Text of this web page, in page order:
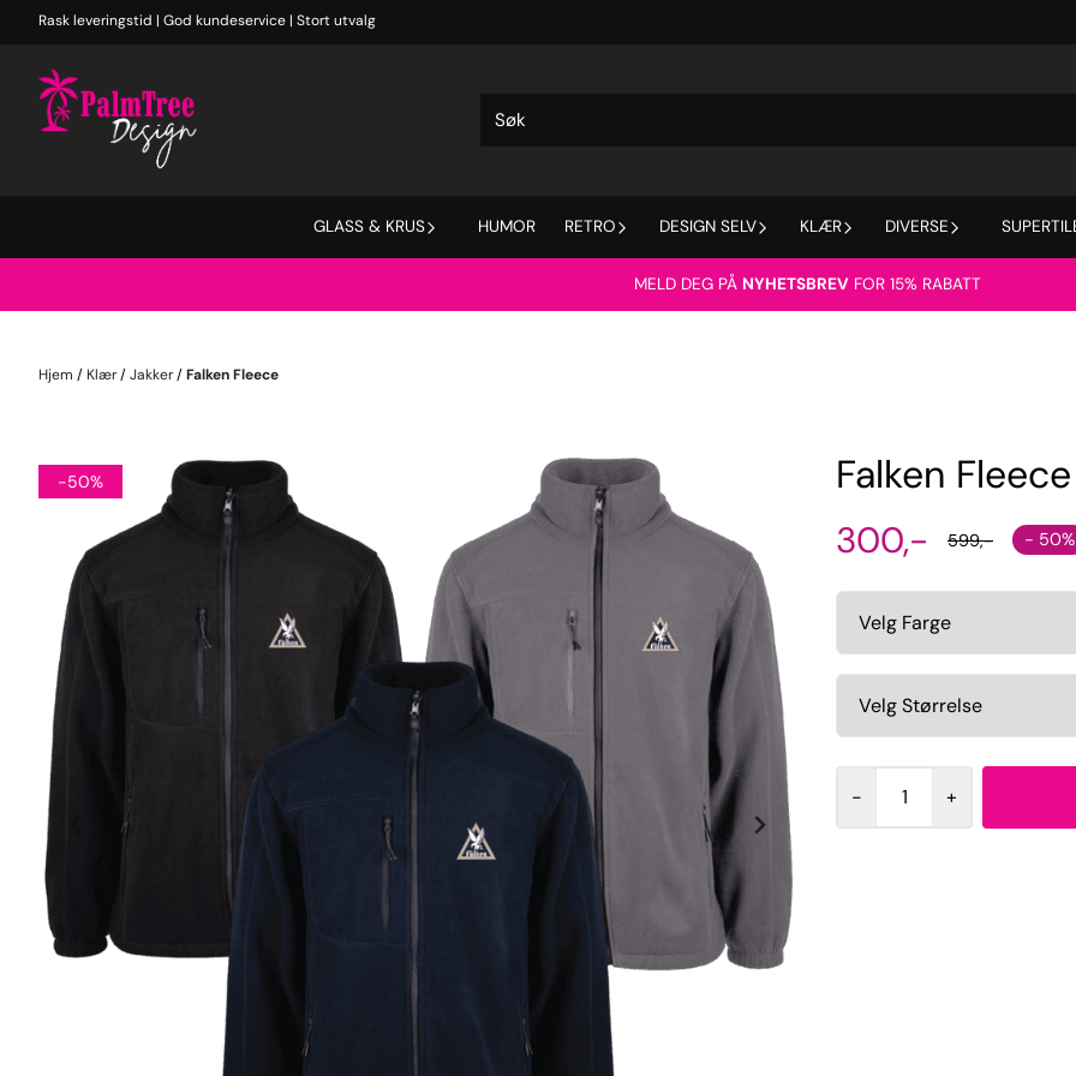
Hopp til innhold
Rask leveringstid | God kundeservice | Stort utvalg
GLASS & KRUS HUMOR RETRO DESIGN SELV KLÆR DIVERSE
MELD DEG PÅ NYHETSBREV FOR 15% RABATT
Hjem / Klær/Jakker/Falken Fleece
-50% Falken Fleece
300,- 599,- - 50%
- +